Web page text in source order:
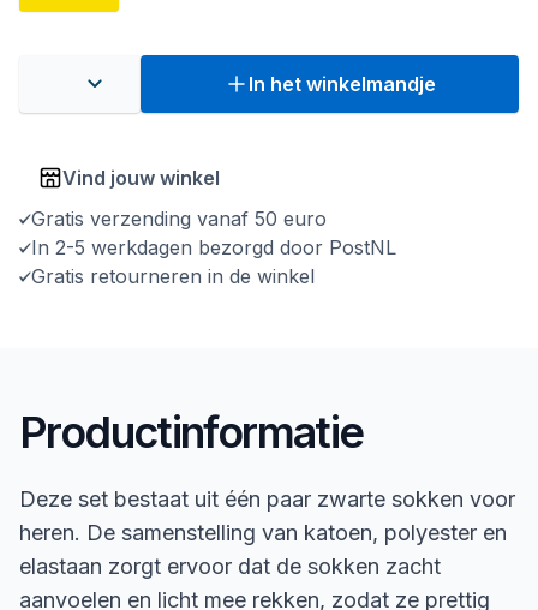
In het winkelmandje
Vind jouw winkel
Gratis verzending vanaf 50 euro
In 2-5 werkdagen bezorgd door PostNL
Gratis retourneren in de winkel
Productinformatie
Deze set bestaat uit één paar zwarte sokken voor
heren. De samenstelling van katoen, polyester en
elastaan zorgt ervoor dat de sokken zacht
aanvoelen en licht mee rekken, zodat ze prettig